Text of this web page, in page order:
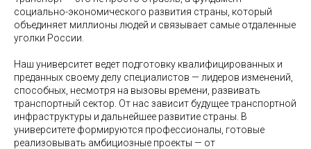
социально-экономического развития страны, который
объединяет миллионы людей и связывает самые отдаленные
уголки России.
Наш университет ведет подготовку квалифицированных и
преданных своему делу специалистов — лидеров изменений,
способных, несмотря на вызовы времени, развивать
транспортный сектор. От нас зависит будущее транспортной
инфраструктуры и дальнейшее развитие страны. В
университете формируются профессионалы, готовые
реализовывать амбициозные проекты — от